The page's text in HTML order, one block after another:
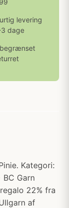
levering
3 dage
Kategori:
Garn
22% fra
af